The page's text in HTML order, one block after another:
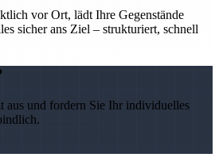
vor Ort, lädt Ihre Gegenstände
sicher ans Ziel – strukturiert, schnell
aus und fordern Sie Ihr individuelles